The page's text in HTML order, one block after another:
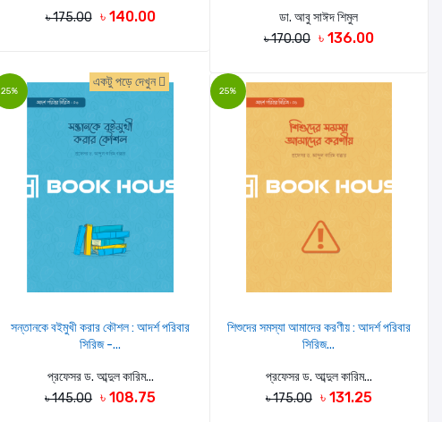
৳ 175.00 ৳ 140.00
ডা. আবু সাঈদ শিমুল
৳ 170.00 ৳ 136.00
25%
একটু পড়ে দেখুন
সন্তানকে বইমুখী করার কৌশল : আদর্শ পরিবার
সিরিজ -...
প্রফেসর ড. আব্দুল কারিম...
৳ 145.00 ৳ 108.75
25%
শিশুদের সমস্যা আমাদের করণীয় : আদর্শ পরিবার
সিরিজ...
প্রফেসর ড. আব্দুল কারিম...
৳ 175.00 ৳ 131.25